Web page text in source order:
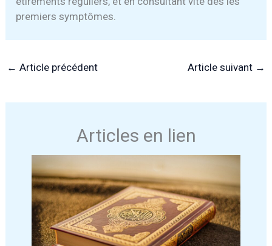
premiers symptômes.
← Article précédent Article suivant →
Articles en lien